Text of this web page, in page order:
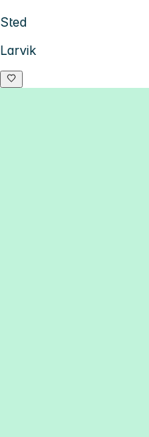
Sted
Larvik